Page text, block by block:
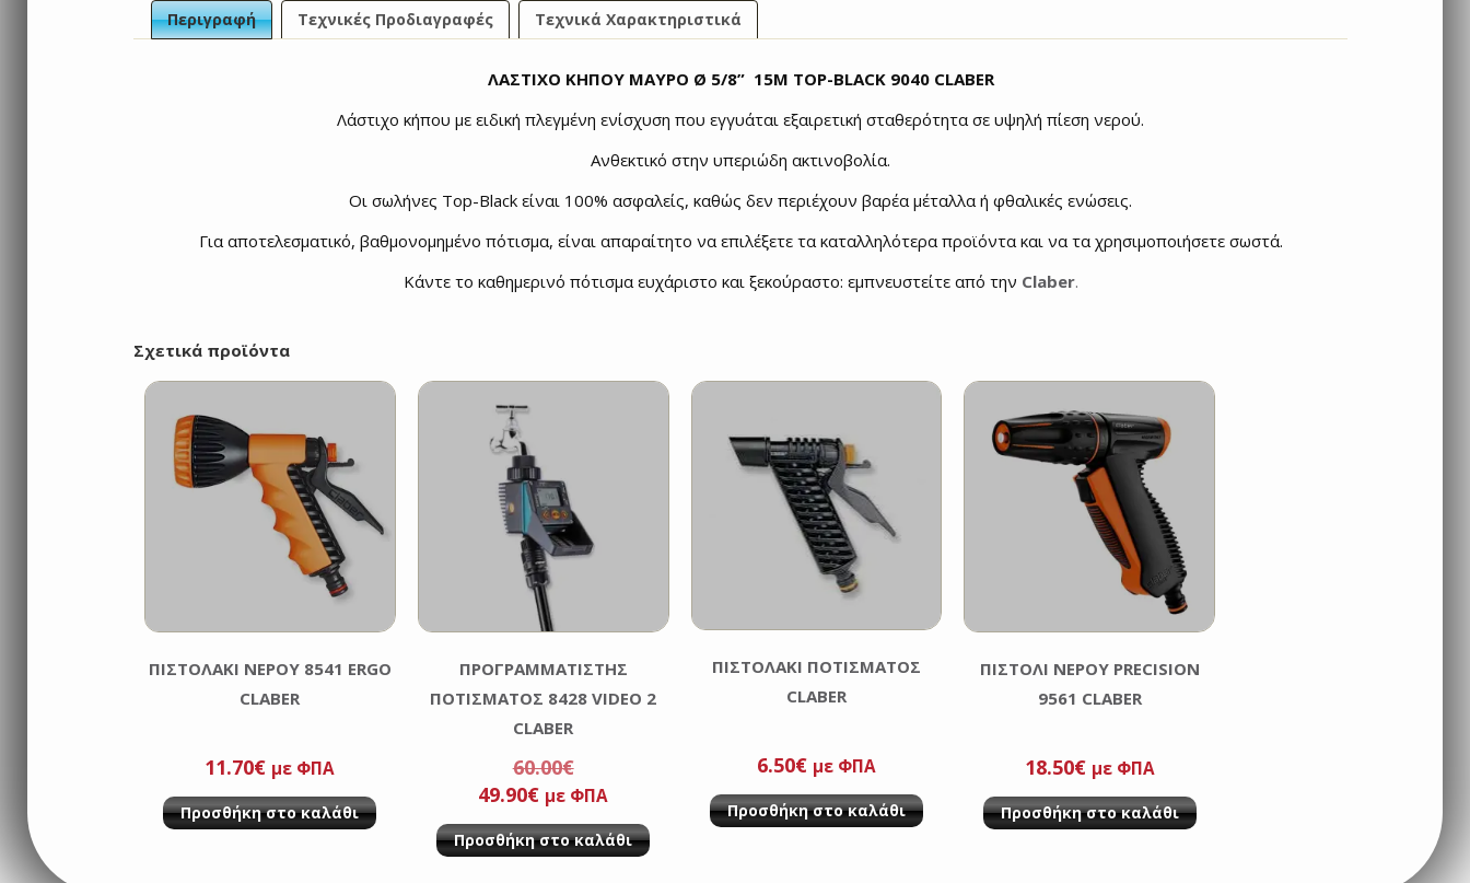
Περιγραφή Τεχνικές Προδιαγραφές Τεχνικά Χαρακτηριστικά
ΛΑΣΤΙΧΟ ΚΗΠΟΥ ΜΑΥΡΟ Ø 5/8” 15Μ TOP-BLACK 9040 CLABER
Λάστιχο κήπου με ειδική πλεγμένη ενίσχυση που εγγυάται εξαιρετική σταθερότητα σε υψηλή πίεση νερού.
Ανθεκτικό στην υπεριώδη ακτινοβολία.
Οι σωλήνες Top-Black είναι 100% ασφαλείς, καθώς δεν περιέχουν βαρέα μέταλλα ή φθαλικές ενώσεις.
Για αποτελεσματικό, βαθμονομημένο πότισμα, είναι απαραίτητο να επιλέξετε τα καταλληλότερα προϊόντα και να τα χρησιμοποιήσετε σωστά.
Κάντε το καθημερινό πότισμα ευχάριστο και ξεκούραστο: εμπνευστείτε από την Claber.
Σχετικά προϊόντα
ΠΙΣΤΟΛΑΚΙ ΝΕΡΟΥ 8541 ERGO
CLABER
11.70€ με ΦΠΑ
Προσθήκη στο καλάθι
ΠΡΟΓΡΑΜΜΑΤΙΣΤΗΣ
ΠΟΤΙΣΜΑΤΟΣ 8428 VIDEO 2
CLABER
60.00€
Original
price
was:
49.90€Η
τρέχουσα
τιμή
με ΦΠΑ
Προσθήκη στο καλάθι
ΠΙΣΤΟΛΑΚΙ ΠΟΤΙΣΜΑΤΟΣ
CLABER
6.50€ με ΦΠΑ
Προσθήκη στο καλάθι
ΠΙΣΤΟΛΙ ΝΕΡΟΥ PRECISION
9561 CLABER
18.50€ με ΦΠΑ
Προσθήκη στο καλάθι